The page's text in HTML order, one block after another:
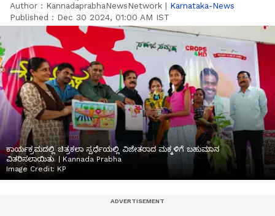
Author : KannadaprabhaNewsNetwork | Karnataka-News
Published : Dec 30 2024, 01:00 AM IST
ಕಾರ್ಯಕ್ರಮದಲ್ಲಿ ಚಿತ್ರಕಲಾ ಸ್ಪರ್ಧೆಯಲ್ಲಿ ವಿಜೇತರಾದ ಮಕ್ಕಳಿಗೆ ಬಹುಮಾನ
ವಿತರಿಸಲಾಯಿತು. | Kannada Prabha
Image Credit: KP